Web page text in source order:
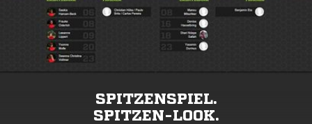
SPITZENSPIEL.
SPITZEN-LOOK.